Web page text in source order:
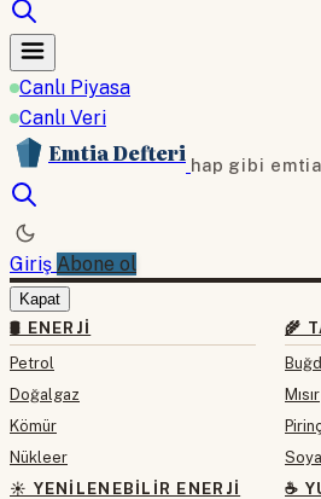
Canlı Piyasa
Canlı Veri
Emtia Defteri hap gibi
Giriş Abone ol
Kapat
🛢 ENERJI
Petrol
Doğalgaz
Kömür
Nükleer
☀️ YENILENEBILIR ENERJI
🌾
Mısır
Soya
☕